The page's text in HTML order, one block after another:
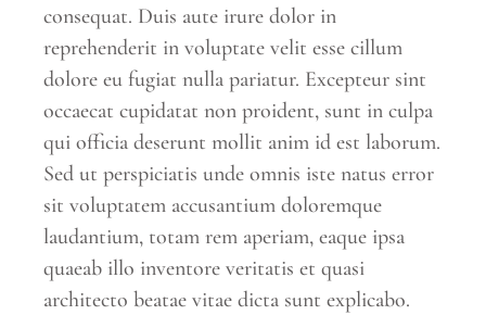
consequat. Duis aute irure dolor in
reprehenderit in voluptate velit esse cillum
dolore eu fugiat nulla pariatur. Excepteur sint
occaecat cupidatat non proident, sunt in culpa
qui officia deserunt mollit anim id est laborum.
Sed ut perspiciatis unde omnis iste natus error
sit voluptatem accusantium doloremque
laudantium, totam rem aperiam, eaque ipsa
quaeab illo inventore veritatis et quasi
architecto beatae vitae dicta sunt explicabo.